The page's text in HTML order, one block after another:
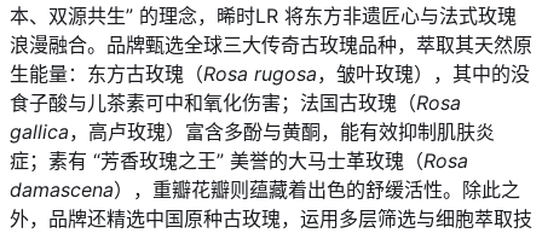
本、双源共生” 的理念，晞时LR 将东方非遗匠心与法式玫瑰
浪漫融合。品牌甄选全球三大传奇古玫瑰品种，萃取其天然原
生能量：东方古玫瑰（Rosa rugosa，皱叶玫瑰），其中的没
食子酸与儿茶素可中和氧化伤害；法国古玫瑰（Rosa
gallica，高卢玫瑰）富含多酚与黄酮，能有效抑制肌肤炎
症；素有 “芳香玫瑰之王” 美誉的大马士革玫瑰（Rosa
damascena），重瓣花瓣则蕴藏着出色的舒缓活性。除此之
外，品牌还精选中国原种古玫瑰，运用多层筛选与细胞萃取技